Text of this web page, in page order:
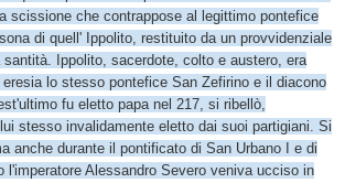
scissione che contrappose al legittimo pontefice
di quell' Ippolito, restituito da un provvidenziale
santità. Ippolito, sacerdote, colto e austero, era
lo stesso pontefice San Zefirino e il diacono
fu eletto papa nel 217, si ribellò,
stesso invalidamente eletto dai suoi partigiani. Si
anche durante il pontificato di San Urbano I e di
l'imperatore Alessandro Severo veniva ucciso in